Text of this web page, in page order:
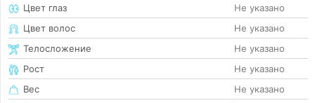
Цвет глаз
Не указано
Цвет волос
Не указано
Телосложение
Не указано
Рост
Не указано
Вес
Не указано